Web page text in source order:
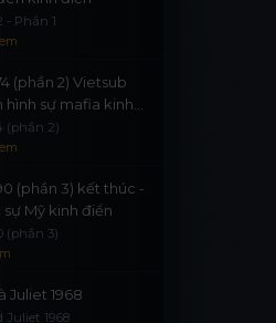
- Phần 1
(phần 2) Vietsub
hình sự mafia kinh
(phần 2)
(phần 3) kết thúc -
sự Mỹ kinh điển
(phần 3)
Juliet 1968
Juliet 1968